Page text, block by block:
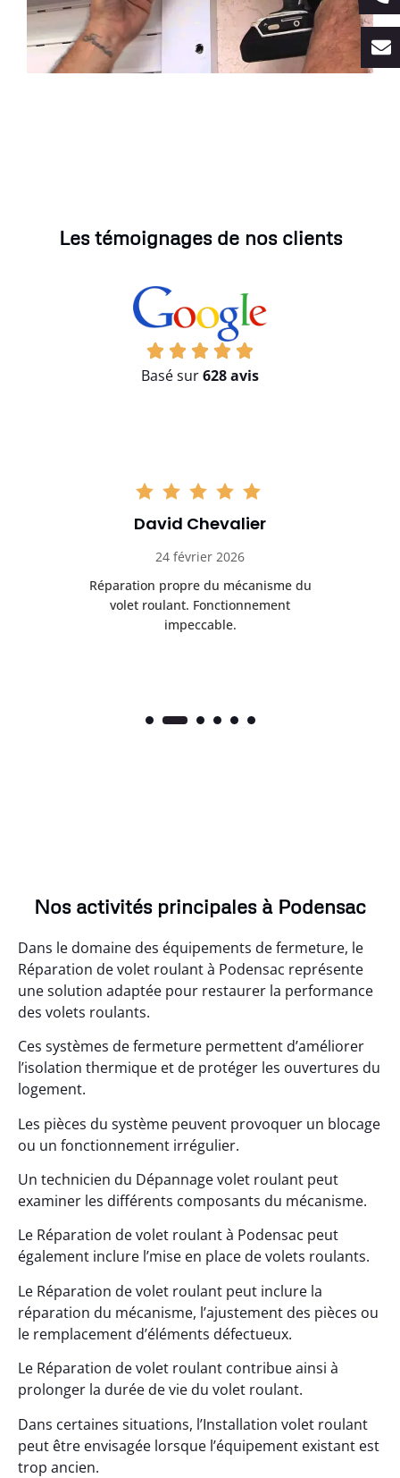
Les témoignages de nos clients
Basé sur628 avis
David Chevalier
24 février 2026
Réparation propre du mécanisme du
volet roulant. Fonctionnement
impeccable.
Nos activités principales à Podensac
Dans le domaine des équipements de fermeture, le
Réparation de volet roulant à Podensac représente
une solution adaptée pour restaurer la performance
des volets roulants.
Ces systèmes de fermeture permettent d’améliorer
l’isolation thermique et de protéger les ouvertures du
logement.
Les pièces du système peuvent provoquer un blocage
ou un fonctionnement irrégulier.
Un technicien du Dépannage volet roulant peut
examiner les différents composants du mécanisme.
Le Réparation de volet roulant à Podensac peut
également inclure l’mise en place de volets roulants.
Le Réparation de volet roulant peut inclure la
réparation du mécanisme, l’ajustement des pièces ou
le remplacement d’éléments défectueux.
Le Réparation de volet roulant contribue ainsi à
prolonger la durée de vie du volet roulant.
Dans certaines situations, l’Installation volet roulant
peut être envisagée lorsque l’équipement existant est
trop ancien.